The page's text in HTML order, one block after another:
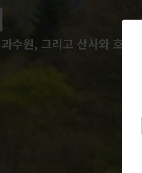
수원, 그리고 산사와 호수